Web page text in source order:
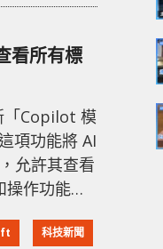
結
看所有標
「Copilot 模
項功能將 AI
允許其查看
作功能。
否啟用該模
科技新聞